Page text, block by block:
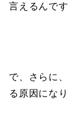
言えるんです
で、さらに
る原因にな